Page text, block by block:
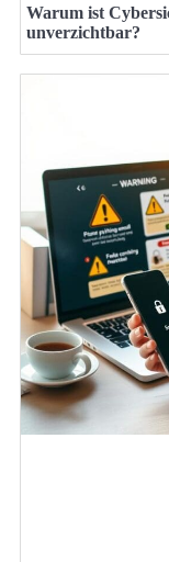
Warum ist
unverzichtbar?